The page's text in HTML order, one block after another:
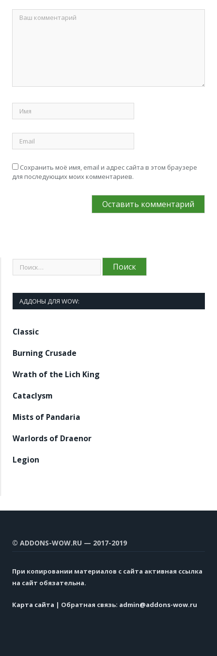
Сохранить моё имя, email и адрес сайта в этом браузере
для последующих моих комментариев.
АДДОНЫ ДЛЯ WOW:
Classic
Burning Crusade
Wrath of the Lich King
Cataclysm
Mists of Pandaria
Warlords of Draenor
Legion
© ADDONS-WOW.RU — 2017-2019
При копировании материалов с сайта активная ссылка
на сайт обязательна.
Карта сайта | Обратная связь: admin@addons-wow.ru